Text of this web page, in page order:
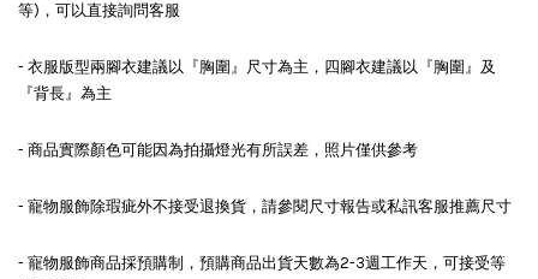
等)，可以直接詢問客服
- 衣服版型兩腳衣建議以『胸圍』尺寸為主，四腳衣建議以『胸圍』及
『背長』為主
- 商品實際顏色可能因為拍攝燈光有所誤差，照片僅供參考
- 寵物服飾除瑕疵外不接受退換貨，請參閱尺寸報告或私訊客服推薦尺寸
- 寵物服飾商品採預購制，預購商品出貨天數為2-3週工作天，可接受等